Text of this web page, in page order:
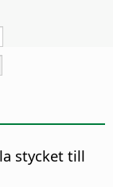
stycket till